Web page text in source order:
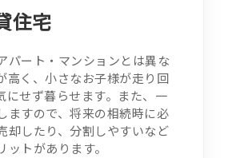
住宅
パート・マンションとは異な
高く、小さなお子様が走り回
にせず暮らせます。また、一
ますので、将来の相続時に必
却したり、分割しやすいなど
ットがあります。